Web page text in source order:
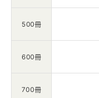
500冊
600冊
700冊